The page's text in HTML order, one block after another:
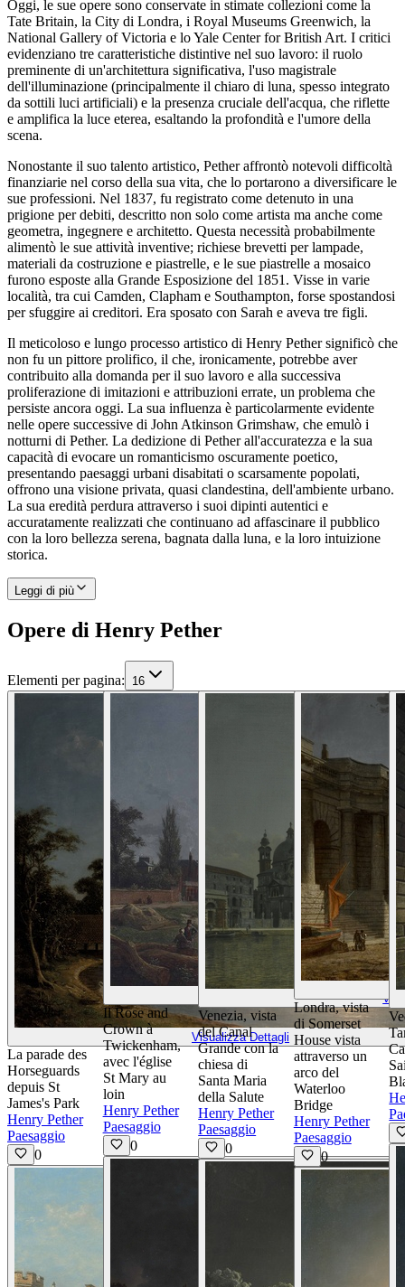
Oggi, le sue opere sono conservate in stimate collezioni come la
Tate Britain, la City di Londra, i Royal Museums Greenwich, la
National Gallery of Victoria e lo Yale Center for British Art. I critici
evidenziano tre caratteristiche distintive nel suo lavoro: il ruolo
preminente di un'architettura significativa, l'uso magistrale
dell'illuminazione (principalmente il chiaro di luna, spesso integrato
da sottili luci artificiali) e la presenza cruciale dell'acqua, che riflette
e amplifica la luce eterea, esaltando la profondità e l'umore della
scena.
Nonostante il suo talento artistico, Pether affrontò notevoli difficoltà
finanziarie nel corso della sua vita, che lo portarono a diversificare le
sue professioni. Nel 1837, fu registrato come detenuto in una
prigione per debiti, descritto non solo come artista ma anche come
geometra, ingegnere e architetto. Questa necessità probabilmente
alimentò le sue attività inventive; richiese brevetti per lampade,
materiali da costruzione e piastrelle, e le sue piastrelle a mosaico
furono esposte alla Grande Esposizione del 1851. Visse in varie
località, tra cui Camden, Clapham e Southampton, forse spostandosi
per sfuggire ai creditori. Era sposato con Sarah e aveva tre figli.
Il meticoloso e lungo processo artistico di Henry Pether significò che
non fu un pittore prolifico, il che, ironicamente, potrebbe aver
contribuito alla domanda per il suo lavoro e alla successiva
proliferazione di imitazioni e attribuzioni errate, un problema che
persiste ancora oggi. La sua influenza è particolarmente evidente
nelle opere successive di John Atkinson Grimshaw, che emulò i
notturni di Pether. La dedizione di Pether all'accuratezza e la sua
capacità di evocare un romanticismo oscuramente poetico,
presentando paesaggi urbani disabitati o scarsamente popolati,
offrono una visione privata, quasi clandestina, dell'ambiente urbano.
La sua eredità perdura attraverso i suoi dipinti autentici e
accuratamente realizzati che continuano ad affascinare il pubblico
con la loro bellezza serena, bagnata dalla luna, e la loro intuizione
storica.
Leggi di più
Opere di Henry Pether
Elementi per pagina: 16
Visualizza Dettagli
La parade des
Horseguards
depuis St
James's Park
Henry Pether
Paesaggio
0
Visualizza Dettagli
Il Rose and
Crown à
Twickenham,
avec l'église
St Mary au
loin
Henry Pether
Paesaggio
0
Venezia, vista
del Canal
Grande con la
chiesa di
Santa Maria
della Salute
Henry Pether
Paesaggio
0
Londra, vista
di Somerset
House vista
attraverso un
arco del
Waterloo
Bridge
Henry Pether
Paesaggio
0